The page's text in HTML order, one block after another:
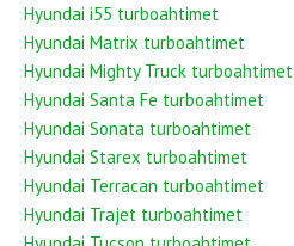
Hyundai i55 turboahtimet
Hyundai Matrix turboahtimet
Hyundai Mighty Truck turboahtimet
Hyundai Santa Fe turboahtimet
Hyundai Sonata turboahtimet
Hyundai Starex turboahtimet
Hyundai Terracan turboahtimet
Hyundai Trajet turboahtimet